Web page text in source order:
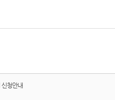
청안내